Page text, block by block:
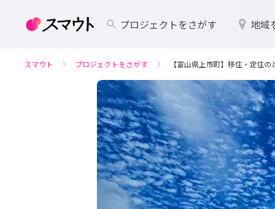
プロジェクトをさがす 地域
スマウト プロジェクトをさがす 【富山県上市町】移住・定住